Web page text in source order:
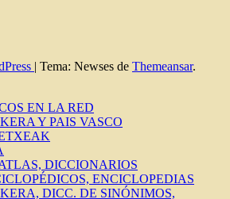
Tema: Newses de Themeansar.
EN LA RED
Y PAIS VASCO
DICCIONARIOS
ENCICLOPEDIAS
DICC. DE SINÓNIMOS,